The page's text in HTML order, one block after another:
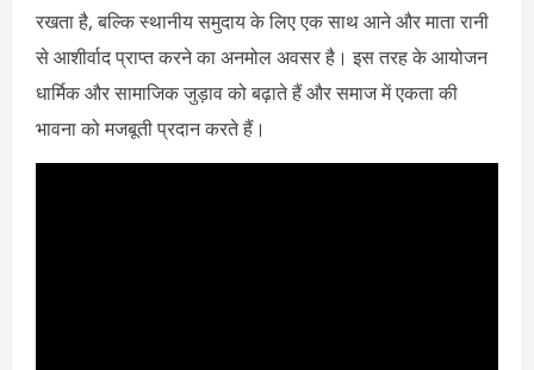
रखता है, बल्कि स्थानीय समुदाय के लिए एक साथ आने और माता रानी
से आशीर्वाद प्राप्त करने का अनमोल अवसर है। इस तरह के आयोजन
धार्मिक और सामाजिक जुड़ाव को बढ़ाते हैं और समाज में एकता की
भावना को मजबूती प्रदान करते हैं।